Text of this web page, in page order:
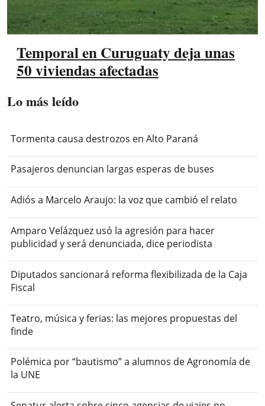
Temporal en Curuguaty deja unas
50 viviendas afectadas
Lo más leído
Tormenta causa destrozos en Alto Paraná
Pasajeros denuncian largas esperas de buses
Adiós a Marcelo Araujo: la voz que cambió el relato
Amparo Velázquez usó la agresión para hacer
publicidad y será denunciada, dice periodista
Diputados sancionará reforma flexibilizada de la Caja
Fiscal
Teatro, música y ferias: las mejores propuestas del
finde
Polémica por “bautismo” a alumnos de Agronomía de
la UNE